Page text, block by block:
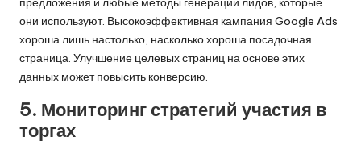
они используют. Высокоэффективная кампания Google Ads
хороша лишь настолько, насколько хороша посадочная
страница. Улучшение целевых страниц на основе этих
данных может повысить конверсию.
5. Мониторинг стратегий участия в
торгах